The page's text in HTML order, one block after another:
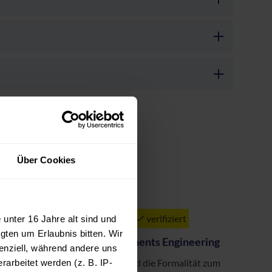
Über Cookies
16 Jahre alt sind und
um Erlaubnis bitten. Wir
während andere uns
werden (z. B. IP-
Engineering | 16.03.2024 verifiziert
zu Software Requirements Engineering
theoretische Grundlagen und die Formalität zum